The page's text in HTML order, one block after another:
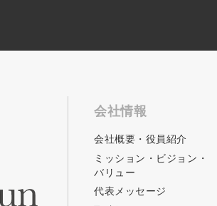
会社情報
会社概要・役員紹介
ミッション・ビジョン・
バリュー
代表メッセージ